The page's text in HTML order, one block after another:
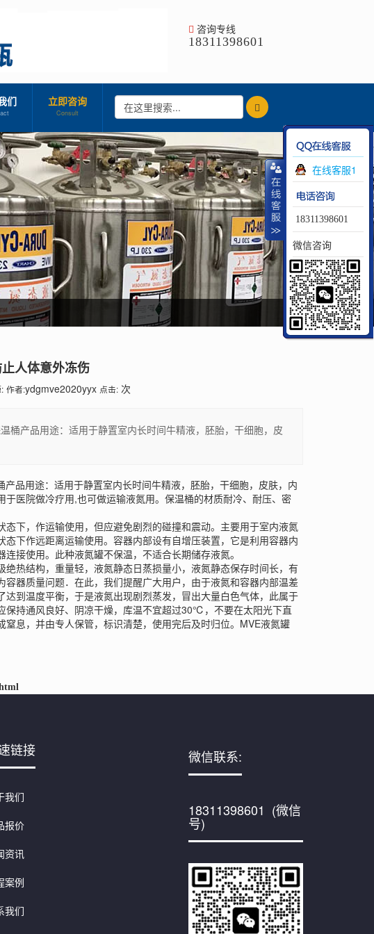
咨询专线
18311398601
们 立即咨询
Consult
人体意外冻伤
作者:ydgmve2020yyx 点击: 次
产品用途：适用于静置室内长时间牛精液，胚胎，干细胞，皮
品用途：适用于静置室内长时间牛精液，胚胎，干细胞，皮肤，内
医院做冷疗用,也可做运输液氮用。保温桶的材质耐冷、耐压、密
下，作运输使用，但应避免剧烈的碰撞和震动。主要用于室内液氮
下作远距离运输使用。容器内部设有自增压装置，它是利用容器内
接使用。此种液氮罐不保温，不适合长期储存液氮。
热结构，重量轻，液氮静态日蒸损量小，液氮静态保存时间长，有
器质量问题．在此，我们提醒广大用户，由于液氮和容器内部温差
到温度平衡，于是液氮出现剧烈蒸发，冒出大量白色气体，此属于
保持通风良好、阴凉干燥，库温不宜超过30℃，不要在太阳光下直
息，并由专人保管，标识清楚，使用完后及时归位。 MVE液氮罐
链接
我们
报价
资讯
案例
我们
微信联系:
18311398601 (微信
号)
在线客服1
18311398601
微信咨询